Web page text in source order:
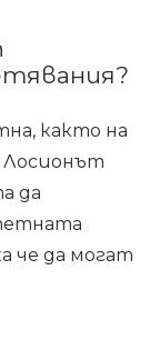
както на
Лосионът
да
че да могат